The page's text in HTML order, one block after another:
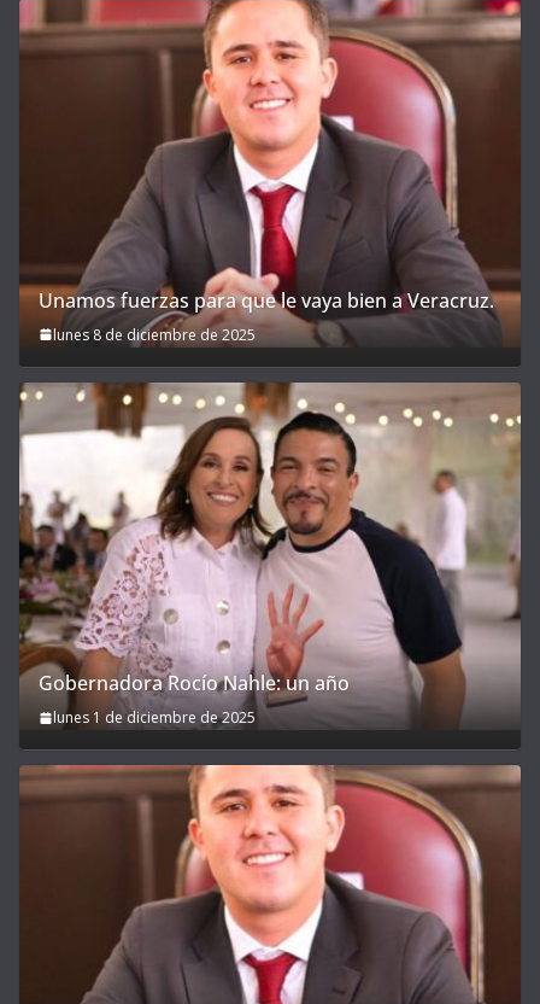
Unamos fuerzas para que le vaya bien a Veracruz.
lunes 8 de diciembre de 2025
Gobernadora Rocío Nahle: un año
lunes 1 de diciembre de 2025